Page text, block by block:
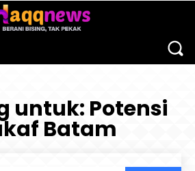
untuk: Potensi
Batam